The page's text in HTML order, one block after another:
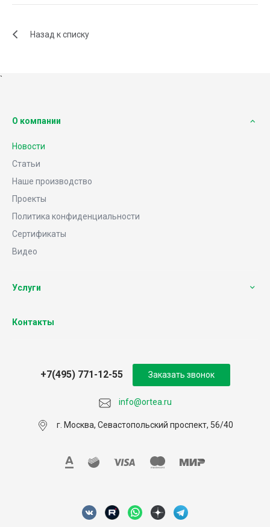
Назад к списку
`
О компании
Новости
Статьи
Наше производство
Проекты
Политика конфиденциальности
Сертификаты
Видео
Услуги
Контакты
info@ortea.ru
+7(495) 771-12-55
г. Москва, Севастопольский проспект, 56/40
Заказать звонок